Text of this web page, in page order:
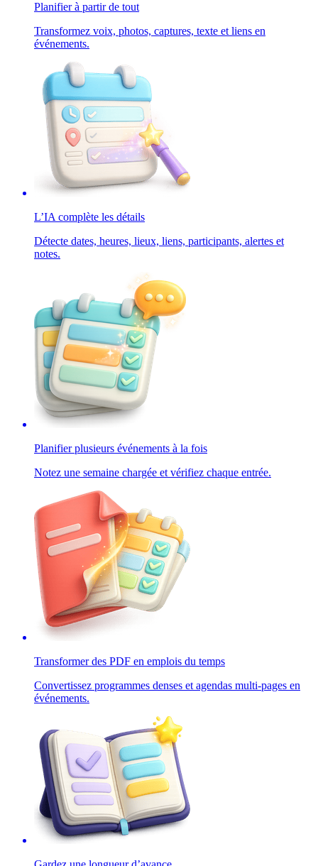
Planifier à partir de tout
Transformez voix, photos, captures, texte et liens en
événements.
L’IA complète les détails
Détecte dates, heures, lieux, liens, participants, alertes et
notes.
Planifier plusieurs événements à la fois
Notez une semaine chargée et vérifiez chaque entrée.
Transformer des PDF en emplois du temps
Convertissez programmes denses et agendas multi-pages en
événements.